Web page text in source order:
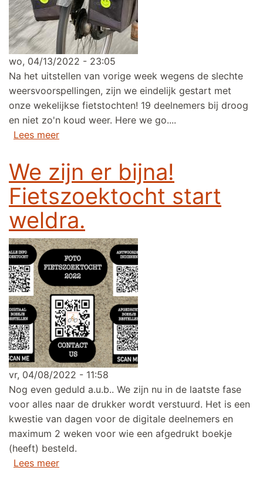
wo, 04/13/2022 - 23:05
Na het uitstellen van vorige week wegens de slechte
weersvoorspellingen, zijn we eindelijk gestart met
onze wekelijkse fietstochten! 19 deelnemers bij droog
en niet zo'n koud weer. Here we go....
Lees meerover 17de fietsseizoen eindelijk gestart!
We zijn er bijna!
Fietszoektocht start
weldra.
vr, 04/08/2022 - 11:58
Nog even geduld a.u.b.. We zijn nu in de laatste fase
voor alles naar de drukker wordt verstuurd. Het is een
kwestie van dagen voor de digitale deelnemers en
maximum 2 weken voor wie een afgedrukt boekje
(heeft) besteld.
Lees meerover We zijn er bijna! Fietszoektocht start